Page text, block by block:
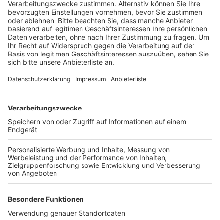
B59 geblitzt.
Veröffentlicht:Dienstag, 06.08.2024 16:47
Anzeige
Etwa jedes fünfte Auto war zu schnell unterwegs. -
Von rund 2800 Autos wurden mehr als 500 geblitzt.
Drei Fahrer haben das erlaubte Tempo dabei so stark
überschritten, dass sie mit einem Fahrverbot rechnen
müssen. Gegen 180 Fahrer wird außerdem wegen einer
Ordnungswidrigkeit ermittelt und rund 350 Fahrer
müssen mit einem Verwarngeld rechnen.
Anzeige